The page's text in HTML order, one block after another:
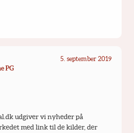
PG
5. september 2019
udgiver vi nyheder på
med link til de kilder, der